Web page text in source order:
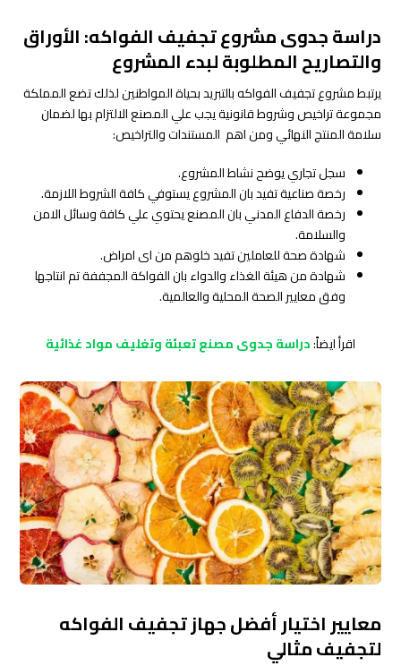
دراسة جدوى مشروع تجفيف الفواكه: الأوراق
والتصاريح المطلوبة لبدء المشروع
يرتبط مشروع تجفيف الفواكه بالتبريد بحياة المواطنين لذلك تضع المملكة
مجموعة تراخيص وشروط قانونية يجب علي المصنع الالتزام بها لضمان
سلامة المنتج النهائي ومن اهم المستندات والتراخيص:
سجل تجاري يوضح نشاط المشروع.
رخصة صناعية تفيد بان المشروع يستوفي كافة الشروط اللازمة.
رخصة الدفاع المدني بان المصنع يحتوي علي كافة وسائل الامن
والسلامة.
شهادة صحة للعاملين تفيد خلوهم من اى امراض.
شهادة من هيئة الغذاء والدواء بان الفواكة المجففة تم انتاجها
وفق معايير الصحة المحلية والعالمية.
اقرأ ايضاً:دراسة جدوى مصنع تعبئة وتغليف مواد غذائية
معايير اختيار أفضل جهاز تجفيف الفواكه
لتجفيف مثالي